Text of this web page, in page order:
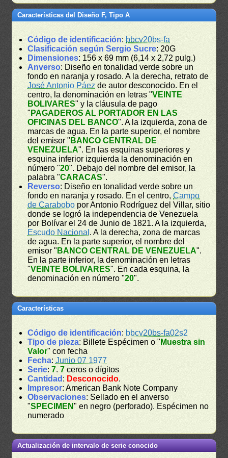
Características del Diseño F, Tipo A
Código de identificación: bbcv20bs-fa
Clasificación según Sergio Sucre: 20G
Dimensiones: 156 x 69 mm (6,14 x 2,72 pulg.)
Anverso: Diseño en tonalidad verde sobre un
fondo en naranja y rosado. A la derecha, retrato de
José Antonio Páez de autor desconocido. En el
centro, la denominación en letras "VEINTE
BOLIVARES" y la cláusula de pago
" PAGADEROS AL PORTADOR EN LAS
OFICINAS DEL BANCO". A la izquierda, zona de
marcas de agua. En la parte superior, el nombre
del emisor " BANCO CENTRAL DE
VENEZUELA". En las esquinas superiores y
esquina inferior izquierda la denominación en
número "20". Debajo del nombre del emisor, la
palabra "CARACAS".
Reverso: Diseño en tonalidad verde sobre un
fondo en naranja y rosado. En el centro,Campo
de Carabobo por Antonio Rodríguez del Villar, sitio
donde se logró la independencia de Venezuela
por Bolívar el 24 de Junio de 1821. A la izquierda,
Escudo Nacional . A la derecha, zona de marcas
de agua. En la parte superior, el nombre del
emisor " BANCO CENTRAL DE VENEZUELA".
En la parte inferior, la denominación en letras
"VEINTE BOLIVARES". En cada esquina, la
denominación en número "20".
Características
Código de identificación: bbcv20bs-fa02s2
Tipo de pieza: Billete Espécimen o " Muestra sin
Valor" con fecha
Fecha:Junio 07 1977
Serie:7.7 ceros o dígitos
Cantidad : Desconocido.
Impresor: American Bank Note Company
Observaciones: Sellado en el anverso
"SPECIMEN" en negro (perforado). Espécimen no
numerado
Actualización de intervalo de serie conocido